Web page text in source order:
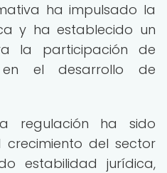
ha impulsado la
y ha establecido un
la participación de
en el desarrollo de
regulación ha sido
del sector
estabilidad jurídica,